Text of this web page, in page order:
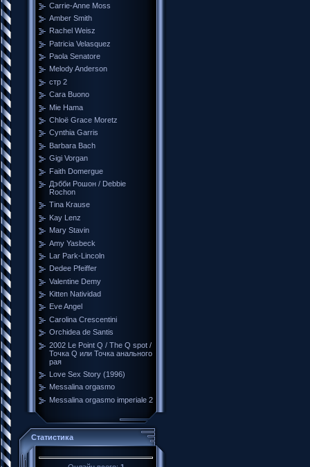
Carrie-Anne Moss
Amber Smith
Rachel Weisz
Patricia Velasquez
Paola Senatore
Melody Anderson
стр 2
Cara Buono
Mie Hama
Chloë Grace Moretz
Cynthia Garris
Barbara Bach
Gigi Vorgan
Faith Domergue
Дэбби Рошон / Debbie
Rochon
Tina Krause
Kay Lenz
Mary Stavin
Amy Yasbeck
Lar Park-Lincoln
Dedee Pfeiffer
Valentine Demy
Kitten Natividad
Eve Angel
Carolina Crescentini
Orchidea de Santis
2002 Le Point Q / The Q spot /
Точка Q или Точка анального
рая
Love Sex Story (1996)
Messalina orgasmo
Messalina orgasmo imperiale 2
Статистика